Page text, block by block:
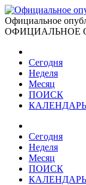
Официальное
ОФИЦИАЛЬНОЕ
Сегодня
Неделя
Месяц
ПОИСК
Сегодня
Неделя
Месяц
ПОИСК